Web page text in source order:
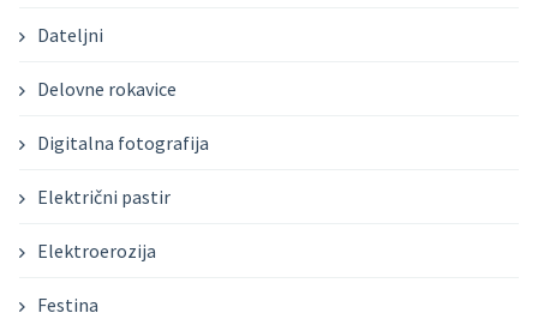
Dateljni
Delovne rokavice
Digitalna fotografija
Električni pastir
Elektroerozija
Festina